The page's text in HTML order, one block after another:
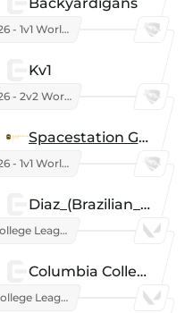
RLCS 2026 - 1v1 World Championship
Kv1
RLCS 2026 - 2v2 World Championship
Spacestation Gaming
RLCS 2026 - 1v1 World Championship
Diaz_(Brazilian_Player)
PlayVS College League 2025: Fall
Columbia College
PlayVS College League 2025: Fall